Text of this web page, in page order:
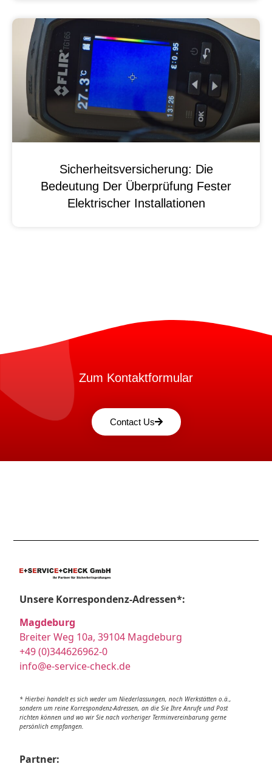
Sicherheitsversicherung: Die
Bedeutung Der Überprüfung Fester
Elektrischer Installationen
Zum Kontaktformular
Contact Us
Unsere Korrespondenz-Adressen*:
Magdeburg
Breiter Weg 10a, 39104 Magdeburg
+49 (0)344626962-0
info@e-service-check.de
* Hierbei handelt es sich weder um Niederlassungen, noch Werkstätten o.ä.,
sondern um reine Korrespondenz-Adressen, an die Sie Ihre Anrufe und Post
richten können und wo wir Sie nach vorheriger Terminvereinbarung gerne
persönlich empfangen.
Partner: